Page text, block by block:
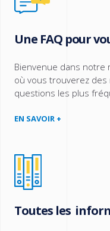
Une FAQ pour
Bienvenue dans notre
où vous trouverez
questions les plus
EN SAVOIR +
Toutes les